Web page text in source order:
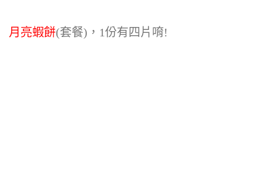
月亮蝦餅(套餐)，1份有四片唷!